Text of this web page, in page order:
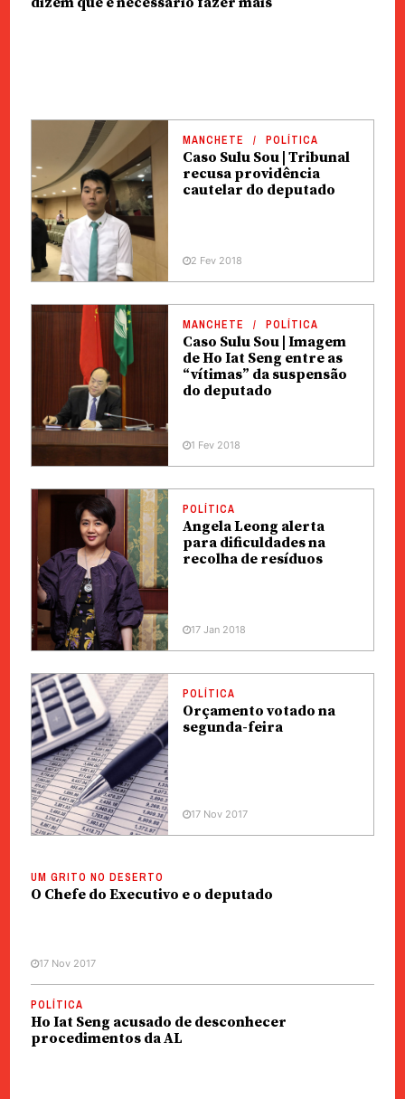
MANCHETE POLÍTICA
Caso Sulu Sou | Tribunal
recusa providência
cautelar do deputado
2 Fev 2018
MANCHETE POLÍTICA
Caso Sulu Sou | Imagem
de Ho Iat Seng entre as
“vítimas” da suspensão
do deputado
1 Fev 2018
POLÍTICA
Angela Leong alerta
para dificuldades na
recolha de resíduos
17 Jan 2018
POLÍTICA
Orçamento votado na
segunda-feira
17 Nov 2017
UM GRITO NO DESERTO
O Chefe do Executivo e o deputado
17 Nov 2017
POLÍTICA
Ho Iat Seng acusado de desconhecer
procedimentos da AL